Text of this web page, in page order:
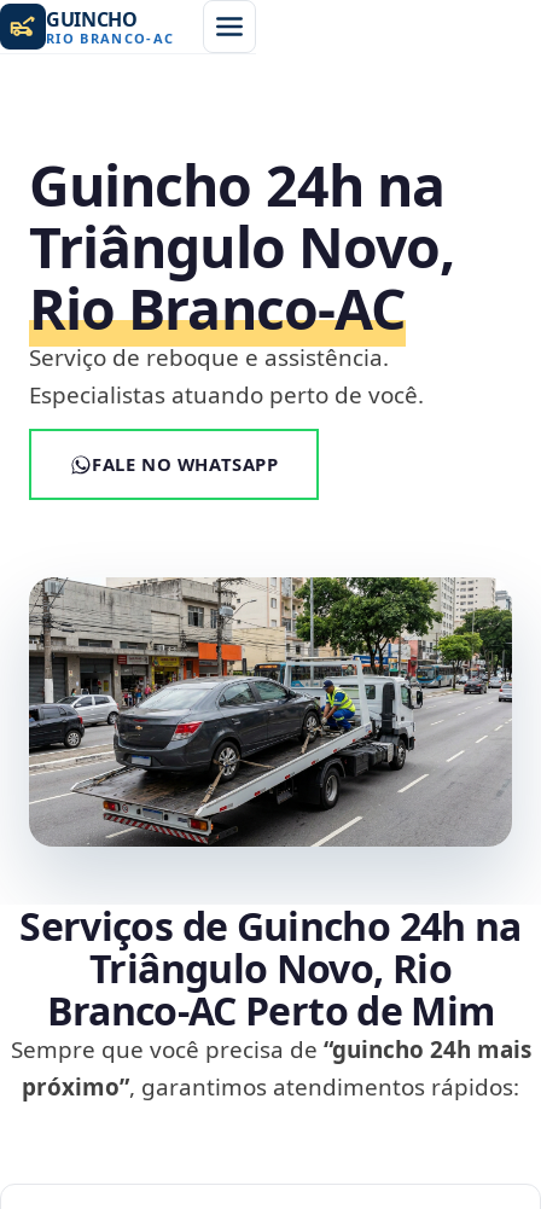
GUINCHO
RIO BRANCO-AC
Guincho 24h na
Triângulo Novo,
Rio Branco‑AC
Serviço de reboque e assistência.
Especialistas atuando perto de você.
FALE NO WHATSAPP
Serviços de Guincho 24h na
Triângulo Novo, Rio
Branco‑AC Perto de Mim
Sempre que você precisa de “guincho 24h mais
próximo”, garantimos atendimentos rápidos: